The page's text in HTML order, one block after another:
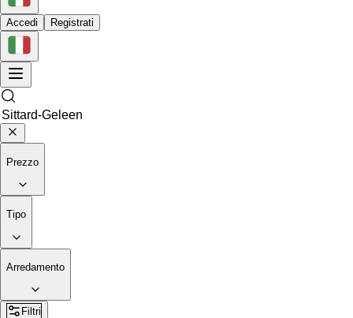
Accedi Registrati
Prezzo
Tipo
Arredamento
Filtri